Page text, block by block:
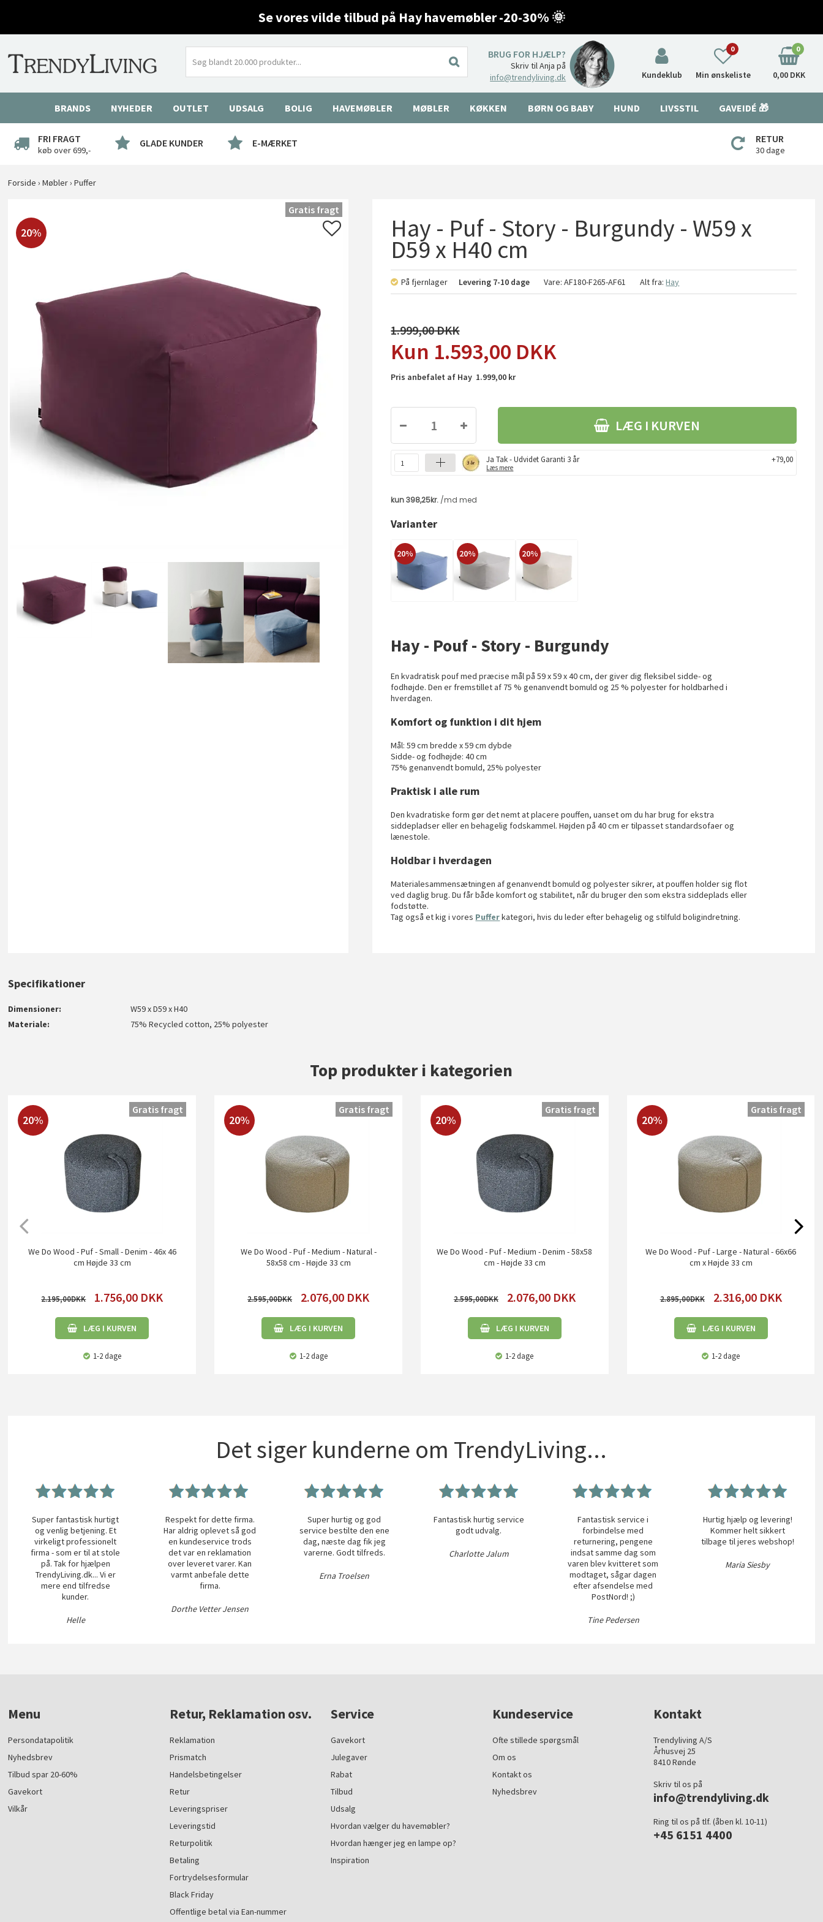
Se vores vilde tilbud på Hay havemøbler -20-30% 🌞
BRUG FOR HJÆLP?
Skriv til Anja på
info@trendyliving.dk
Kundeklub Min ønskeliste
0 0
0,00 DKK
BRANDS NYHEDER OUTLET UDSALG BOLIG HAVEMØBLER MØBLER KØKKEN BØRN OG BABY HUND LIVSSTIL GAVEIDÉ 🎁
FRI FRAGT
køb over 699,-
GLADE KUNDER E-MÆRKET RETUR
30 dage
Forside ›Møbler›Puffer
20%
Gratis fragt
Hay - Puf - Story - Burgundy - W59 x
D59 x H40 cm
På fjernlager Levering 7-10 dage Vare:AF180-F265-AF61 Alt fra:Hay
1.999,00
1.593,00 DKK
Pris anbefalet af Hay 1.999,00 kr
LÆG I KURVEN
Ja Tak - Udvidet Garanti 3 år
Læs mere
+79,00
Varianter
20% 20% 20%
Hay - Pouf - Story - Burgundy
En kvadratisk pouf med præcise mål på 59 x 59 x 40 cm, der giver dig fleksibel sidde- og
fodhøjde. Den er fremstillet af 75 % genanvendt bomuld og 25 % polyester for holdbarhed i
hverdagen.
Komfort og funktion i dit hjem
Mål: 59 cm bredde x 59 cm dybde
Sidde- og fodhøjde: 40 cm
75% genanvendt bomuld, 25% polyester
Praktisk i alle rum
Den kvadratiske form gør det nemt at placere pouffen, uanset om du har brug for ekstra
siddepladser eller en behagelig fodskammel. Højden på 40 cm er tilpasset standardsofaer og
lænestole.
Holdbar i hverdagen
Materialesammensætningen af genanvendt bomuld og polyester sikrer, at pouffen holder sig flot
ved daglig brug. Du får både komfort og stabilitet, når du bruger den som ekstra siddeplads eller
fodstøtte.
Tag også et kig i vores Pufferkategori, hvis du leder efter behagelig og stilfuld boligindretning.
Specifikationer
Dimensioner
W59 x D59 x H40
Materiale
75% Recycled cotton, 25% polyester
Top produkter i kategorien
20%
We Do Wood - Puf - Small - Denim - 46x 46
cm Højde 33 cm
2.195,00 1.756,00 DKK
LÆG I KURVEN
1-2 dage
Gratis fragt
20%
We Do Wood - Puf - Medium - Natural -
58x58 cm - Højde 33 cm
2.595,00 2.076,00 DKK
LÆG I KURVEN
1-2 dage
Gratis fragt
20%
We Do Wood - Puf - Medium - Denim - 58x58
cm - Højde 33 cm
2.595,00 2.076,00 DKK
LÆG I KURVEN
1-2 dage
Gratis fragt
20%
We Do Wood - Puf - Large - Natural - 66x66
cm x Højde 33 cm
2.895,00 2.316,00 DKK
LÆG I KURVEN
1-2 dage
Gratis fragt
Det siger kunderne om TrendyLiving...
Super fantastisk hurtigt
og venlig betjening. Et
virkeligt professionelt
firma - som er til at stole
på. Tak for hjælpen
TrendyLiving.dk... Vi er
mere end tilfredse
kunder.
Helle
Respekt for dette firma.
Har aldrig oplevet så god
en kundeservice trods
det var en reklamation
over leveret varer. Kan
varmt anbefale dette
firma.
Dorthe Vetter Jensen
Super hurtig og god
service bestilte den ene
dag, næste dag fik jeg
varerne. Godt tilfreds.
Erna Troelsen
Fantastisk hurtig service
godt udvalg.
Charlotte Jalum
Fantastisk service i
forbindelse med
returnering, pengene
indsat samme dag som
varen blev kvitteret som
modtaget, sågar dagen
efter afsendelse med
PostNord! ;)
Tine Pedersen
Hurtig hjælp og levering!
Kommer helt sikkert
tilbage til jeres webshop!
Maria Siesby
Menu
Persondatapolitik
Nyhedsbrev
Tilbud spar 20-60%
Gavekort
Vilkår
Retur, Reklamation osv.
Reklamation
Prismatch
Handelsbetingelser
Retur
Leveringspriser
Leveringstid
Returpolitik
Betaling
Fortrydelsesformular
Black Friday
Offentlige betal via Ean-nummer
Service
Gavekort
Julegaver
Rabat
Tilbud
Udsalg
Hvordan vælger du havemøbler?
Hvordan hænger jeg en lampe op?
Inspiration
Kundeservice
Ofte stillede spørgsmål
Om os
Kontakt os
Nyhedsbrev
Kontakt
Trendyliving A/S
Århusvej 25
8410 Rønde
Skriv til os på
info@trendyliving.dk
Ring til os på tlf. (åben kl. 10-11)
+45 6151 4400